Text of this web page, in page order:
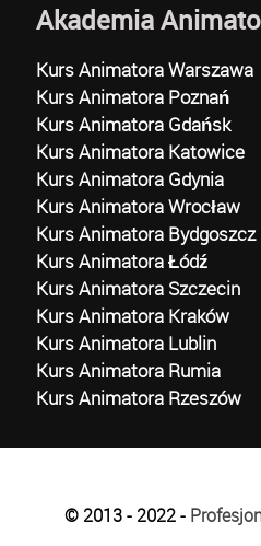
Akademia
Kurs Animatora Warszawa
Kurs Animatora Poznań
Kurs Animatora Gdańsk
Kurs Animatora Katowice
Kurs Animatora Gdynia
Kurs Animatora Wrocław
Kurs Animatora Bydgoszcz
Kurs Animatora Łódź
Kurs Animatora Szczecin
Kurs Animatora Kraków
Kurs Animatora Lublin
Kurs Animatora Rumia
Kurs Animatora Rzeszów
© 2013 - 2022 -